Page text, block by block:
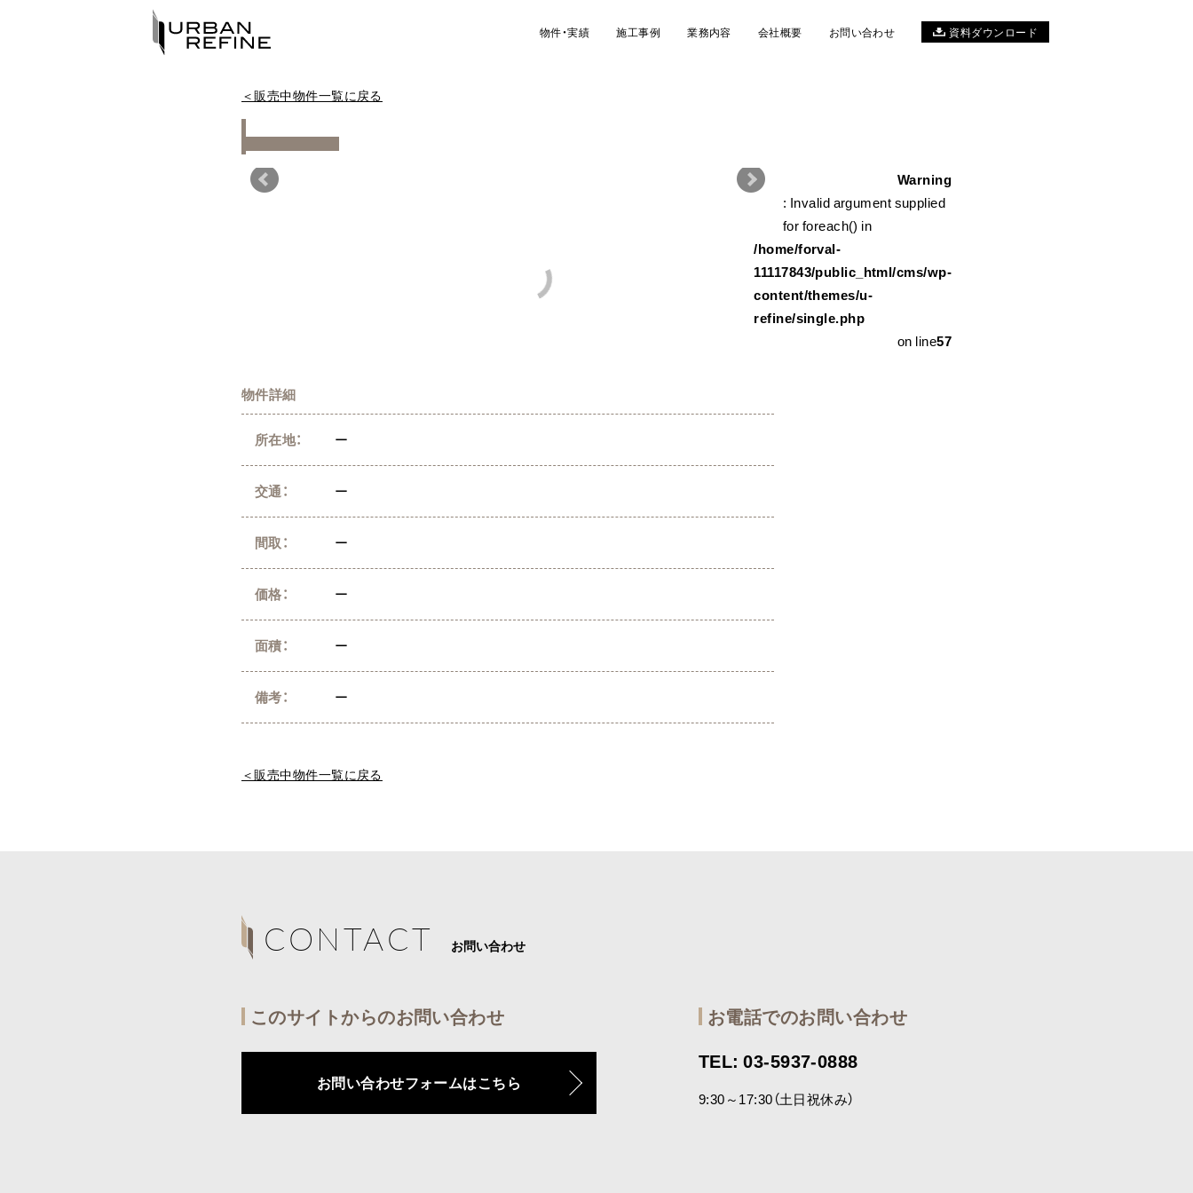
物件・実績 施工事例 業務内容 会社概要 お問い合わせ 資料ダウンロード
＜販売中物件一覧に戻る
/home/forval-11117843/public_html/cms/wp-content/themes/u-
Warning
: Invalid argument supplied
for foreach() in
/home/forval-
11117843/public_html/cms/wp-
content/themes/u-
refine/single.php
on line57
物件詳細
所在地： ー
交通： ー
間取： ー
価格： ー
面積： ー
備考： ー
＜販売中物件一覧に戻る
CONTACT お問い合わせ
このサイトからのお問い合わせ
お問い合わせフォームはこちら
お電話でのお問い合わせ
TEL: 03-5937-0888
9:30～17:30（土日祝休み）